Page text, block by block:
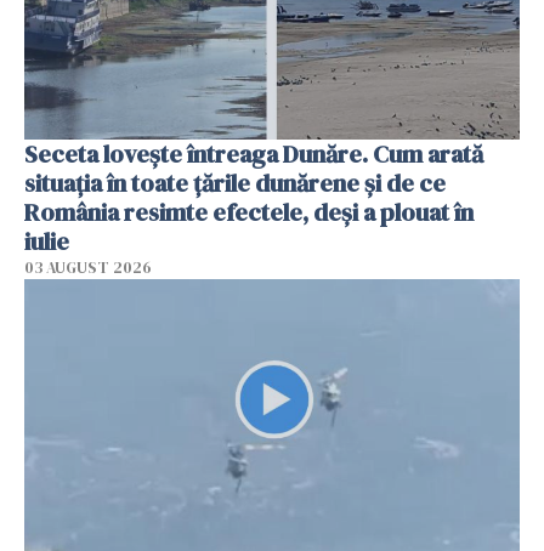
Seceta lovește întreaga Dunăre. Cum arată
situația în toate țările dunărene și de ce
România resimte efectele, deși a plouat în
iulie
03 AUGUST 2026